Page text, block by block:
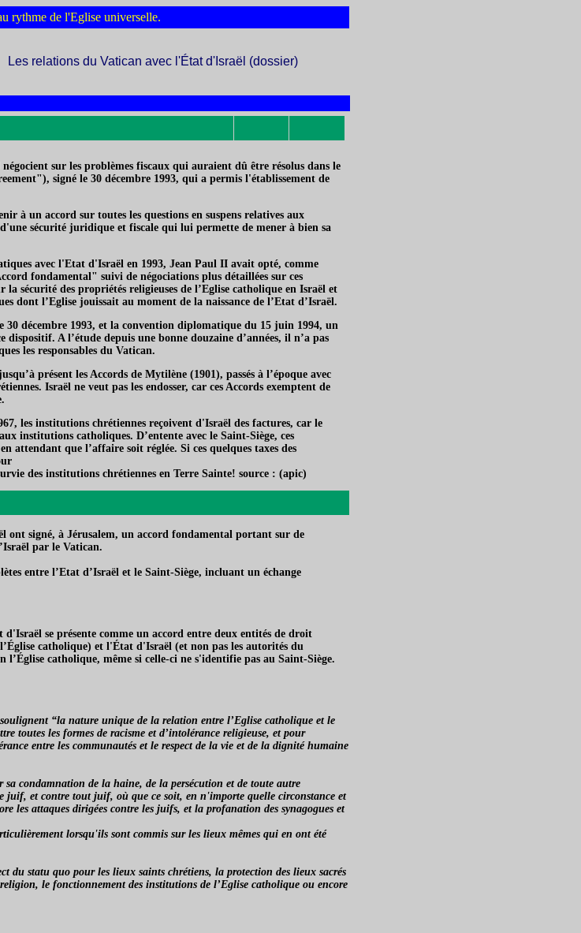
rythme de l'Eglise universelle.
Les relations du Vatican avec l'État d'Israël (dossier)
sur les problèmes fiscaux qui auraient dû être résolus dans le
signé le 30 décembre 1993, qui a permis l'établissement de
à un accord sur toutes les questions en suspens relatives aux
sécurité juridique et fiscale qui lui permette de mener à bien sa
avec l'Etat d'Israël en 1993, Jean Paul II avait opté, comme
fondamental" suivi de négociations plus détaillées sur ces
la sécurité des propriétés religieuses de l’Eglise catholique en Israël et
dont l’Eglise jouissait au moment de la naissance de l’Etat d’Israël.
30 décembre 1993, et la convention diplomatique du 15 juin 1994, un
A l’étude depuis une bonne douzaine d’années, il n’a pas
les responsables du Vatican.
présent les Accords de Mytilène (1901), passés à l’époque avec
Israël ne veut pas les endosser, car ces Accords exemptent de
les institutions chrétiennes reçoivent d'Israël des factures, car le
institutions catholiques. D’entente avec le Saint-Siège, ces
attendant que l’affaire soit réglée. Si ces quelques taxes des
des institutions chrétiennes en Terre Sainte! source : (apic)
ont signé, à Jérusalem, un accord fondamental portant sur de
par le Vatican.
entre l’Etat d’Israël et le Saint-Siège, incluant un échange
se présente comme un accord entre deux entités de droit
catholique) et l'État d'Israël (et non pas les autorités du
l’Église catholique, même si celle-ci ne s'identifie pas au Saint-Siège.
“la nature unique de la relation entre l’Eglise catholique et le
toutes les formes de racisme et d’intolérance religieuse, et pour
entre les communautés et le respect de la vie et de la dignité humaine
condamnation de la haine, de la persécution et de toute autre
juif, et contre tout juif, où que ce soit, en n'importe quelle circonstance et
les attaques dirigées contre les juifs, et la profanation des synagogues et
lorsqu'ils sont commis sur les lieux mêmes qui en ont été
du statu quo pour les lieux saints chrétiens, la protection des lieux sacrés
le fonctionnement des institutions de l’Eglise catholique ou encore